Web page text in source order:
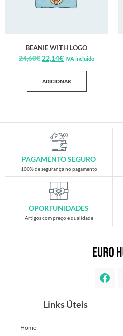
BEANIE WITH LOGO
24,60€ 22,14€ IVA incluido
ADICIONAR
PAGAMENTO SEGURO
100% de segurança no pagamento
OPORTUNIDADES
Artigos com preço e qualidade
Links Úteis
Home